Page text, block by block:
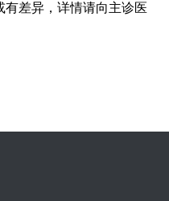
差异，详情请向主诊医